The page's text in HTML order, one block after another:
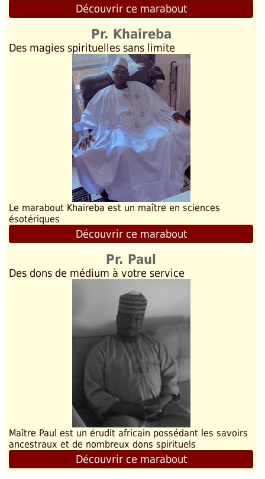
Découvrir ce marabout
Pr. Khaireba
Des magies spirituelles sans limite
Le marabout Khaireba est un maître en sciences
ésotériques
Découvrir ce marabout
Pr. Paul
Des dons de médium à votre service
Maître Paul est un érudit africain possédant les savoirs
ancestraux et de nombreux dons spirituels
Découvrir ce marabout